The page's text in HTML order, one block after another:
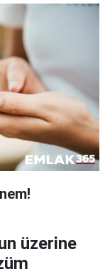
üzerine